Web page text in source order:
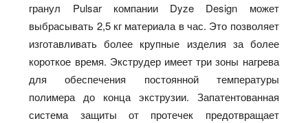
гранул Pulsar компании Dyze Design может
выбрасывать 2,5 кг материала в час. Это позволяет
изготавливать более крупные изделия за более
короткое время. Экструдер имеет три зоны нагрева
для обеспечения постоянной температуры
полимера до конца экструзии. Запатентованная
система защиты от протечек предотвращает